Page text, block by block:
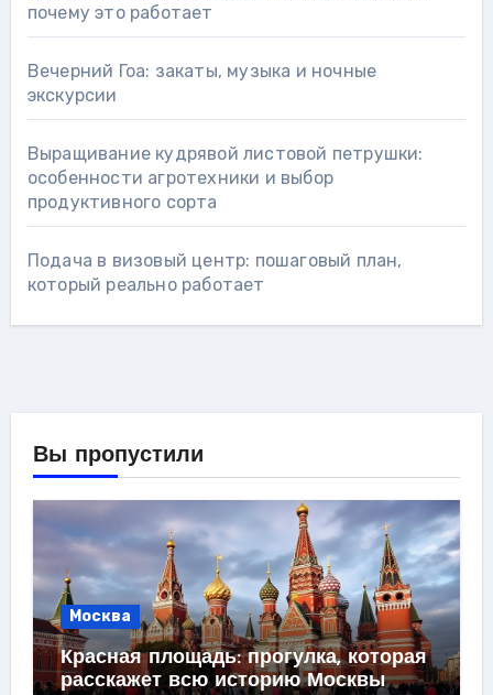
почему это работает
Вечерний Гоа: закаты, музыка и ночные
экскурсии
Выращивание кудрявой листовой петрушки:
особенности агротехники и выбор
продуктивного сорта
Подача в визовый центр: пошаговый план,
который реально работает
Вы пропустили
Москва
Красная площадь: прогулка, которая
расскажет всю историю Москвы